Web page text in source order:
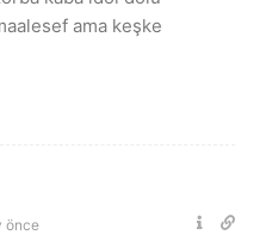
ama keşke
önce